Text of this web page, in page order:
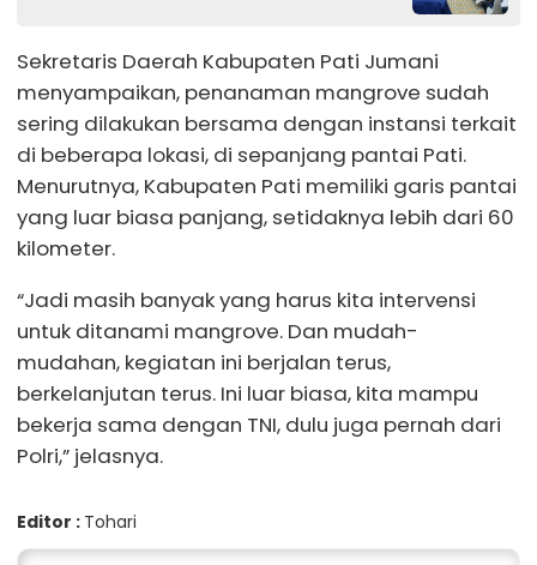
Sekretaris Daerah Kabupaten Pati Jumani
menyampaikan, penanaman mangrove sudah
sering dilakukan bersama dengan instansi terkait
di beberapa lokasi, di sepanjang pantai Pati.
Menurutnya, Kabupaten Pati memiliki garis pantai
yang luar biasa panjang, setidaknya lebih dari 60
kilometer.
“Jadi masih banyak yang harus kita intervensi
untuk ditanami mangrove. Dan mudah-
mudahan, kegiatan ini berjalan terus,
berkelanjutan terus. Ini luar biasa, kita mampu
bekerja sama dengan TNI, dulu juga pernah dari
Polri,” jelasnya.
Editor : Tohari